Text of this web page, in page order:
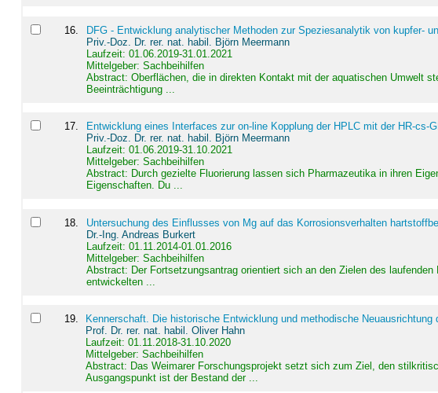
16
DFG - Entwicklung analytischer Methoden zur Speziesanalytik von kupfer-
Priv.-Doz. Dr. rer. nat. habil. Björn Meermann
Laufzeit: 01.06.2019-31.01.2021
Mittelgeber: Sachbeihilfen
Abstract:Oberflächen, die in direkten Kontakt mit der aquatischen Umwelt
Beeinträchtigung ...
17.
Entwicklung eines Interfaces zur on-line Kopplung der HPLC mit der HR-cs-
Priv.-Doz. Dr. rer. nat. habil. Björn Meermann
Laufzeit: 01.06.2019-31.10.2021
Mittelgeber: Sachbeihilfen
Abstract: Durch gezielte Fluorierung lassen sich Pharmazeutika in ihren
Eigenschaften. Du ...
18
Untersuchung des Einflusses von Mg auf das Korrosionsverhalten
Dr.-Ing. Andreas Burkert
Laufzeit: 01.11.2014-01.01.2016
Mittelgeber: Sachbeihilfen
Abstract: Der Fortsetzungsantrag orientiert sich an den Zielen des
entwickelten ...
19.
Kennerschaft. Die historische Entwicklung und methodische
Prof. Dr. rer. nat. habil. Oliver Hahn
Laufzeit: 01.11.2018-31.10.2020
Mittelgeber: Sachbeihilfen
Abstract: Das Weimarer Forschungsprojekt setzt sich zum Ziel, den
Ausgangspunkt ist der Bestand der ...